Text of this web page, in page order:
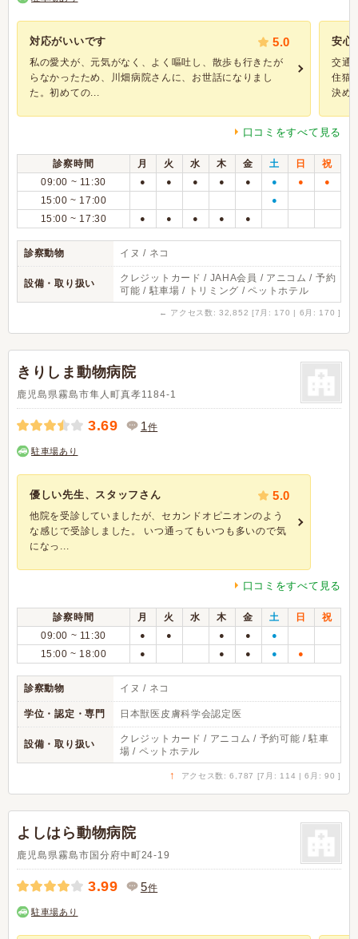
対応がいいです 5.0
私の愛犬が、元気がなく、よく嘔吐し、散歩も行きたが
らなかったため、川畑病院さんに、お世話になりまし
た。初めての...
安心
交通
住猫
決め
口コミをすべて見る
診察時間 月 火 水 木 金 土 日
祝
09:00 ~ 11:30
● ● ● ● ● ● ● ●
15:00 ~ 17:00 ●
15:00 ~ 17:30 ● ● ● ● ●
診察動物 イヌ / ネコ
設備・取り扱い
クレジットカード / JAHA会員 / アニコム / 予約
可能 / 駐車場 / トリミング / ペットホテル
← アクセス数: 32,852 [7月: 170 | 6月: 170 ]
きりしま動物病院
鹿児島県霧島市隼人町真孝1184-1
3.69 1件
駐車場あり
優しい先生、スタッフさん 5.0
他院を受診していましたが、セカンドオピニオンのよう
な感じで受診しました。 いつ通ってもいつも多いので気
になっ...
口コミをすべて見る
診察時間 月 火 水 木 金 土 日
祝
09:00 ~ 11:30
● ● ● ● ●
15:00 ~ 18:00 ● ● ● ● ●
診察動物 イヌ / ネコ
学位・認定・専門 日本獣医皮膚科学会認定医
設備・取り扱い
クレジットカード / アニコム / 予約可能 / 駐車
場 / ペットホテル
↑ アクセス数: 6,787 [7月: 114 | 6月: 90 ]
よしはら動物病院
鹿児島県霧島市国分府中町24-19
3.99 5件
駐車場あり